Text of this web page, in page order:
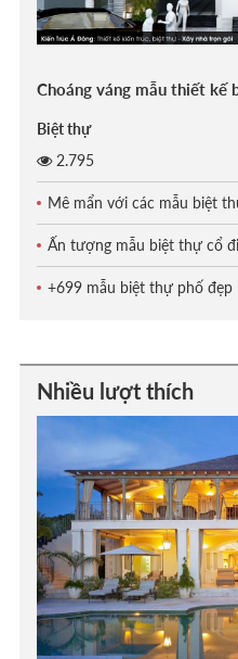
Choáng váng mẫu thiết
Biệt thự
2.795
Mê mẩn với các mẫu biệt
Ấn tượng mẫu biệt thự cổ
+699 mẫu biệt thự phố đẹp
Nhiều lượt thích